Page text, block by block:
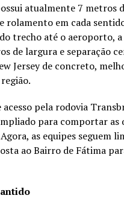
atualmente 7 metros
rolamento em cada
trecho até o aeroporto, a
de largura e separação
Jersey de concreto,
acesso pela rodovia
para comportar as
as equipes seguem
ao Bairro de Fátima